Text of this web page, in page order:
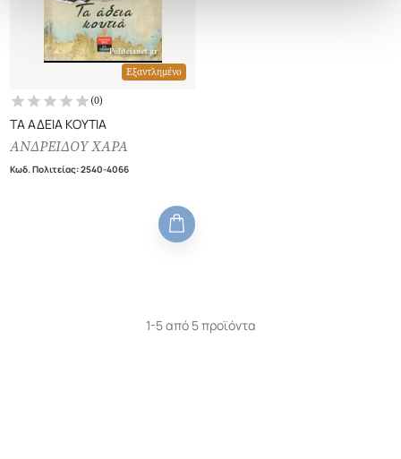
Εξαντλημένο
(0)
ΤΑ ΑΔΕΙΑ ΚΟΥΤΙΑ
ΑΝΔΡΕΙΔΟΥ ΧΑΡΑ
Κωδ. Πολιτείας:2540-4066
1-5 από 5 προϊόντα